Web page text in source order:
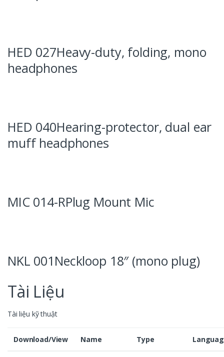
HED 027Heavy-duty, folding, mono
headphones
HED 040Hearing-protector, dual ear
muff headphones
MIC 014-RPlug Mount Mic
NKL 001Neckloop 18″ (mono plug)
Tài Liệu
Tài liệu kỹ thuật
Download/View Name Type